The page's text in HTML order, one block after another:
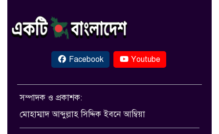
Facebook Youtube
সম্পাদক ও প্রকাশক:
মোহাম্মাদ আব্দুল্লাহ সিদ্দিক ইবনে আম্বিয়া